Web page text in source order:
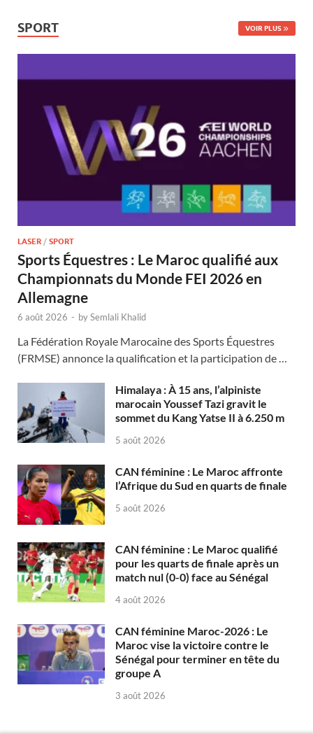
SPORT VOIR PLUS
LASER / SPORT
Sports Équestres : Le Maroc qualifié aux
Championnats du Monde FEI 2026 en
Allemagne
6 août 2026 - bySemlali Khalid
La Fédération Royale Marocaine des Sports Équestres
(FRMSE) annonce la qualification et la participation de …
Himalaya : À 15 ans, l’alpiniste
marocain Youssef Tazi gravit le
sommet du Kang Yatse II à 6.250 m
5 août 2026
CAN féminine : Le Maroc affronte
l’Afrique du Sud en quarts de finale
5 août 2026
CAN féminine : Le Maroc qualifié
pour les quarts de finale après un
match nul (0-0) face au Sénégal
4 août 2026
CAN féminine Maroc-2026 : Le
Maroc vise la victoire contre le
Sénégal pour terminer en tête du
groupe A
3 août 2026